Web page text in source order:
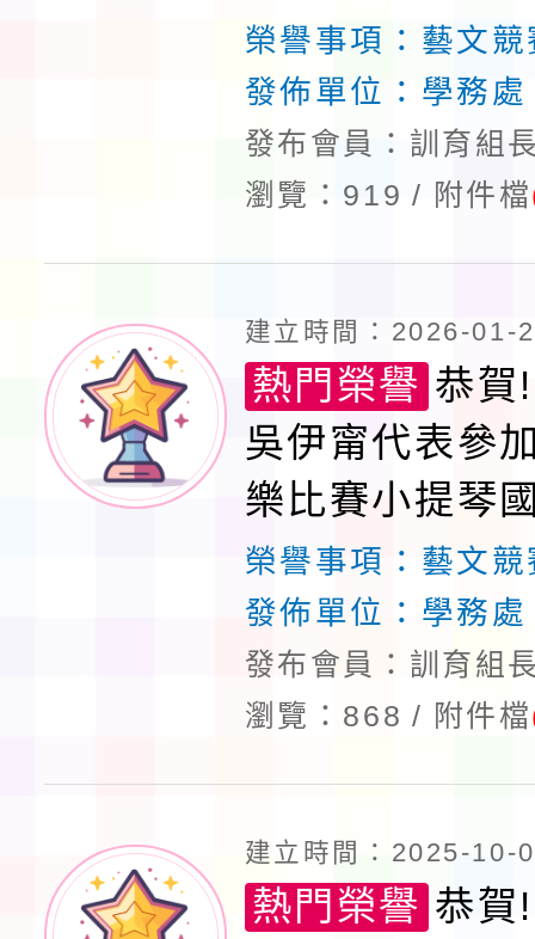
年級組小提琴
榮譽事項： 藝文競
發佈單位： 學務處
發布會員：訓育組
瀏覽：919
附件檔
建立時間：2026-01-
熱門榮譽 恭賀
吳伊甯代表參
樂比賽小提琴
組榮獲第一名!
榮譽事項： 藝文競
發佈單位： 學務處
發布會員：訓育組
瀏覽：868
附件檔
建立時間：2025-10-
熱門榮譽 恭賀